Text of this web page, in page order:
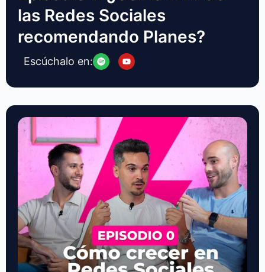
las Redes Sociales
recomendando Planes?
Escúchalo en: